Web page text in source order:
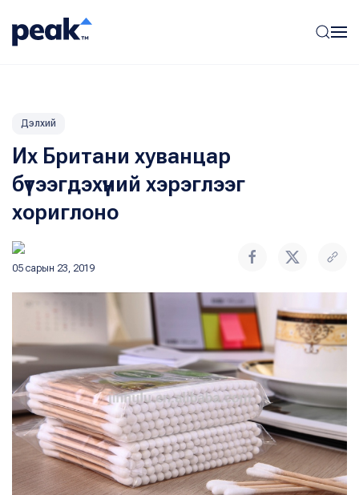
Дэлхий
Их Британи хуванцар
бүтээгдэхүүний хэрэглээг
хориглоно
05 сарын 23, 2019